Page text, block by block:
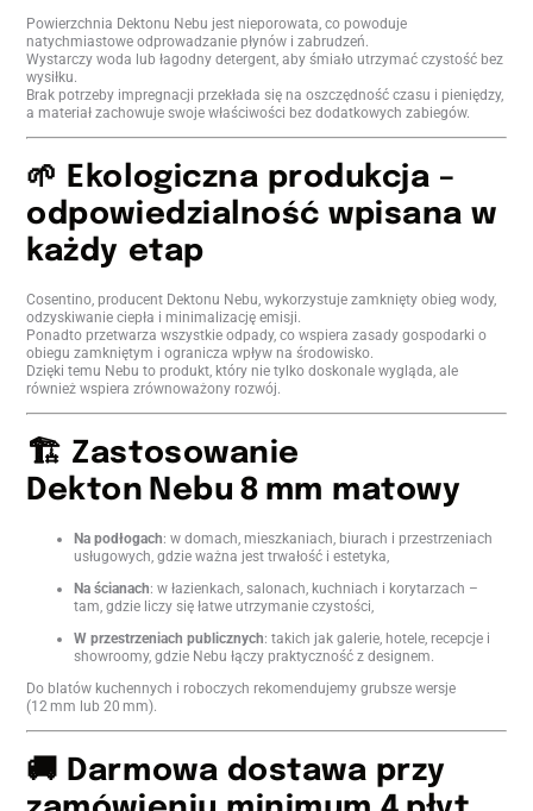
Powierzchnia Dektonu Nebu jest nieporowata, co powoduje
natychmiastowe odprowadzanie płynów i zabrudzeń.
Wystarczy woda lub łagodny detergent, aby śmiało utrzymać czystość bez
wysiłku.
Brak potrzeby impregnacji przekłada się na oszczędność czasu i pieniędzy,
a materiał zachowuje swoje właściwości bez dodatkowych zabiegów.
🌱 Ekologiczna produkcja –
odpowiedzialność wpisana w
każdy etap
Cosentino, producent Dektonu Nebu, wykorzystuje zamknięty obieg wody,
odzyskiwanie ciepła i minimalizację emisji.
Ponadto przetwarza wszystkie odpady, co wspiera zasady gospodarki o
obiegu zamkniętym i ogranicza wpływ na środowisko.
Dzięki temu Nebu to produkt, który nie tylko doskonale wygląda, ale
również wspiera zrównoważony rozwój.
🏗️ Zastosowanie
Dekton Nebu 8 mm matowy
Na podłogach: w domach, mieszkaniach, biurach i przestrzeniach
usługowych, gdzie ważna jest trwałość i estetyka,
Na ścianach: w łazienkach, salonach, kuchniach i korytarzach –
tam, gdzie liczy się łatwe utrzymanie czystości,
W przestrzeniach publicznych: takich jak galerie, hotele, recepcje i
showroomy, gdzie Nebu łączy praktyczność z designem.
Do blatów kuchennych i roboczych rekomendujemy grubsze wersje
(12 mm lub 20 mm).
🚚 Darmowa dostawa przy